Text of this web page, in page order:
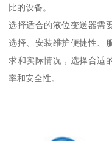
比的设备。
选择适合的液位变送器需
选择、安装维护便捷性、
求和实际情况，选择合适
率和安全性。